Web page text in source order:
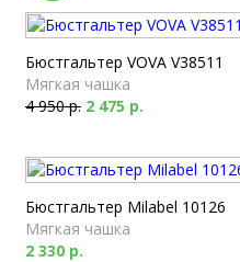
Бюстгальтер VOVA V38511
Мягкая чашка
4 950 р. 2 475 р.
Бюстгальтер Milabel 10126
Мягкая чашка
2 330 р.